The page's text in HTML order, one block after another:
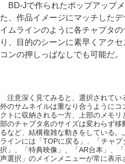
BD-Jで作られたポップアップ
た、作品イメージにマッチした
イムラインのように各チャプタ
り、目的のシーンに素早くアク
コンの押しっぱなしでも可能だ。
注意深く見てみると、選択されてい
外のサムネイルは重なり合うようにコ
クトに収納される一方、上部のメモリ
部のチャプタ名のサイズは変わらず移
るなど、結構複雑な動きをしている。
ラインには「TOPに戻る」、「チャプ
択」、「特典映像」、「AR台本」、
声選択」のメインメニューが常に表示